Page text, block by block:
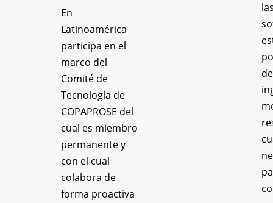
En
Latinoamérica
participa en el
marco del
Comité de
Tecnología de
COPAPROSE del
cual es miembro
permanente y
con el cual
colabora de
forma proactiva